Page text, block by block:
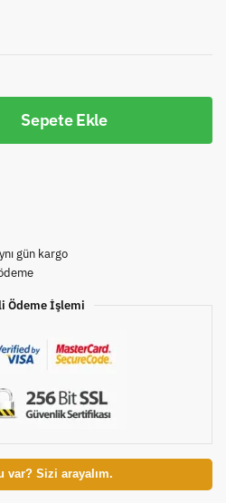
Sepete Ekle
gün kargo
Ödeme İşlemi
var? Sizi arayalım.